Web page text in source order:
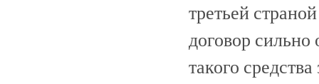
третьей
договор
такого